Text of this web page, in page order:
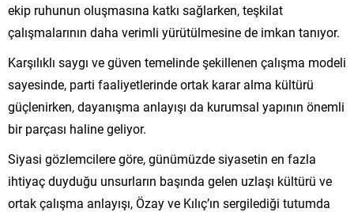
ekip ruhunun oluşmasına katkı sağlarken, teşkilat
çalışmalarının daha verimli yürütülmesine de imkan tanıyor.
Karşılıklı saygı ve güven temelinde şekillenen çalışma modeli
sayesinde, parti faaliyetlerinde ortak karar alma kültürü
güçlenirken, dayanışma anlayışı da kurumsal yapının önemli
bir parçası haline geliyor.
Siyasi gözlemcilere göre, günümüzde siyasetin en fazla
ihtiyaç duyduğu unsurların başında gelen uzlaşı kültürü ve
ortak çalışma anlayışı, Özay ve Kılıç’ın sergilediği tutumda